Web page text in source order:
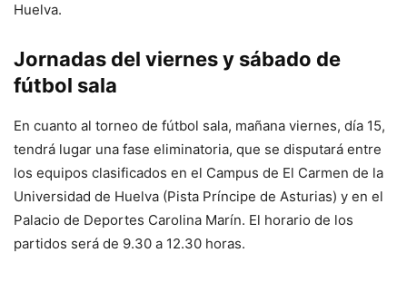
Huelva.
Jornadas del viernes y sábado de
fútbol sala
En cuanto al torneo de fútbol sala, mañana viernes, día 15,
tendrá lugar una fase eliminatoria, que se disputará entre
los equipos clasificados en el Campus de El Carmen de la
Universidad de Huelva (Pista Príncipe de Asturias) y en el
Palacio de Deportes Carolina Marín. El horario de los
partidos será de 9.30 a 12.30 horas.